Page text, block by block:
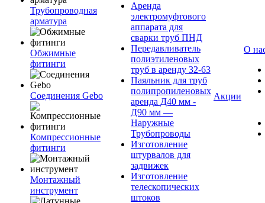
Трубопроводная
арматура
Обжимные
фитинги
Соединения Gebo
Компрессионные
фитинги
Монтажный
инструмент
Аренда
электромуфтового
аппарата для
сварки труб ПНД
Передавливатель
полиэтиленовых
труб в аренду 32-63
Паяльник для труб
полипропиленовых
аренда Д40 мм -
Д90 мм —
Наружные
Трубопроводы
Изготовление
штурвалов для
задвижек
Изготовление
телескопических
штоков
Акции
О